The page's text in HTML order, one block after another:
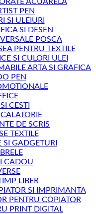
ACUARELA
PEN
SI ULEIURI
SI DESEN
POSCA
PENTRU TEXTILE
SI CULORI ULEI
ARTA SI GRAFICA
PEN
CESTI
DE SCRIS
TEXTILE
GADGETURI
CADOU
LIBER
SI IMPRIMANTA
PENTRU COPIATOR
PRINT DIGITAL